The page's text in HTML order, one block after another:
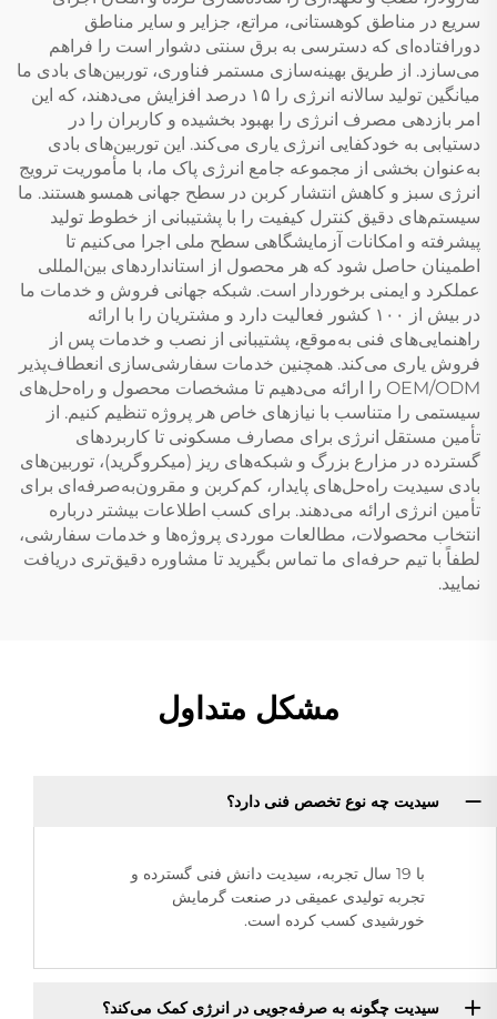
سریع در مناطق کوهستانی، مراتع، جزایر و سایر مناطق
دورافتاده‌ای که دسترسی به برق سنتی دشوار است را فراهم
می‌سازد. از طریق بهینه‌سازی مستمر فناوری، توربین‌های بادی ما
میانگین تولید سالانه انرژی را ۱۵ درصد افزایش می‌دهند، که این
امر بازدهی مصرف انرژی را بهبود بخشیده و کاربران را در
دستیابی به خودکفایی انرژی یاری می‌کند. این توربین‌های بادی
به‌عنوان بخشی از مجموعه جامع انرژی پاک ما، با مأموریت ترویج
انرژی سبز و کاهش انتشار کربن در سطح جهانی همسو هستند. ما
سیستم‌های دقیق کنترل کیفیت را با پشتیبانی از خطوط تولید
پیشرفته و امکانات آزمایشگاهی سطح ملی اجرا می‌کنیم تا
اطمینان حاصل شود که هر محصول از استانداردهای بین‌المللی
عملکرد و ایمنی برخوردار است. شبکه جهانی فروش و خدمات ما
در بیش از ۱۰۰ کشور فعالیت دارد و مشتریان را با ارائه
راهنمایی‌های فنی به‌موقع، پشتیبانی از نصب و خدمات پس از
فروش یاری می‌کند. همچنین خدمات سفارشی‌سازی انعطاف‌پذیر
OEM/ODM را ارائه می‌دهیم تا مشخصات محصول و راه‌حل‌های
سیستمی را متناسب با نیازهای خاص هر پروژه تنظیم کنیم. از
تأمین مستقل انرژی برای مصارف مسکونی تا کاربردهای
گسترده در مزارع بزرگ و شبکه‌های ریز (میکروگرید)، توربین‌های
بادی سیدیت راه‌حل‌های پایدار، کم‌کربن و مقرون‌به‌صرفه‌ای برای
تأمین انرژی ارائه می‌دهند. برای کسب اطلاعات بیشتر درباره
انتخاب محصولات، مطالعات موردی پروژه‌ها و خدمات سفارشی،
لطفاً با تیم حرفه‌ای ما تماس بگیرید تا مشاوره دقیق‌تری دریافت
نمایید.
مشکل متداول
سیدیت چه نوع تخصص فنی دارد؟
با 19 سال تجربه، سیدیت دانش فنی گسترده و
تجربه تولیدی عمیقی در صنعت گرمایش
خورشیدی کسب کرده است.
سیدیت چگونه به صرفه‌جویی در انرژی کمک می‌کند؟